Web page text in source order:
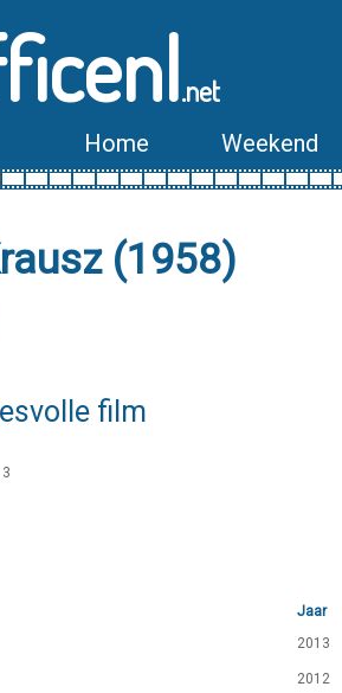
.net
Home Weekend
(1958)
film
Jaar
2013
2012